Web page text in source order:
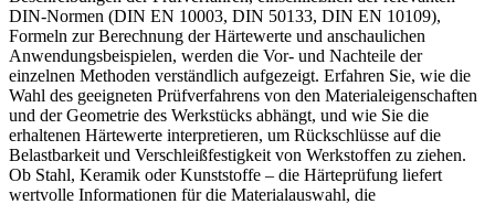
DIN-Normen (DIN EN 10003, DIN 50133, DIN EN 10109),
Formeln zur Berechnung der Härtewerte und anschaulichen
Anwendungsbeispielen, werden die Vor- und Nachteile der
einzelnen Methoden verständlich aufgezeigt. Erfahren Sie, wie die
Wahl des geeigneten Prüfverfahrens von den Materialeigenschaften
und der Geometrie des Werkstücks abhängt, und wie Sie die
erhaltenen Härtewerte interpretieren, um Rückschlüsse auf die
Belastbarkeit und Verschleißfestigkeit von Werkstoffen zu ziehen.
Ob Stahl, Keramik oder Kunststoffe – die Härteprüfung liefert
wertvolle Informationen für die Materialauswahl, die